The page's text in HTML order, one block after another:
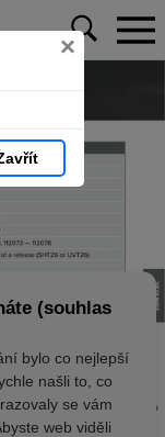
×
(souhlas
bylo co nejlepší
našli to, co
se vám
web viděli